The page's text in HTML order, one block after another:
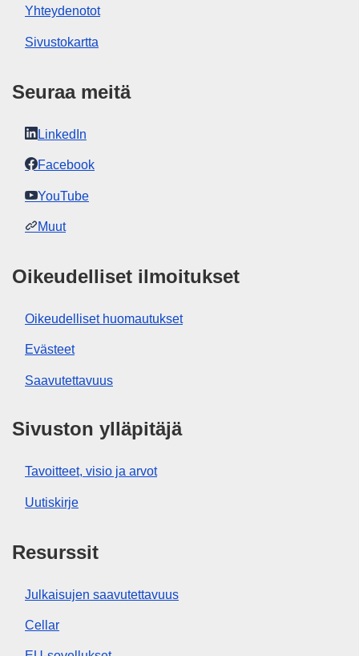
Yhteydenotot
Sivustokartta
Seuraa meitä
LinkedIn
Facebook
YouTube
Muut
Oikeudelliset ilmoitukset
Oikeudelliset huomautukset
Evästeet
Saavutettavuus
Sivuston ylläpitäjä
Tavoitteet, visio ja arvot
Uutiskirje
Resurssit
Julkaisujen saavutettavuus
Cellar